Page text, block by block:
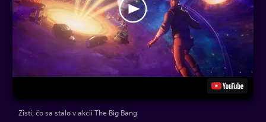
Zisti, čo sa stalo v akcii The Big Bang